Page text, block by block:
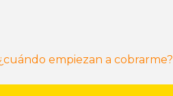
empiezan a cobrarme?